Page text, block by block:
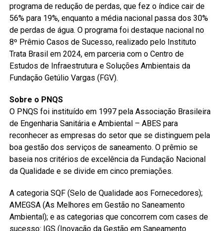
programa de redução de perdas, que fez o índice cair de
56% para 19%, enquanto a média nacional passa dos 30%
de perdas de água. O programa foi destaque nacional no
8º Prêmio Casos de Sucesso, realizado pelo Instituto
Trata Brasil em 2024, em parceria com o Centro de
Estudos de Infraestrutura e Soluções Ambientais da
Fundação Getúlio Vargas (FGV).
Sobre o PNQS
O PNQS foi instituído em 1997 pela Associação Brasileira
de Engenharia Sanitária e Ambiental – ABES para
reconhecer as empresas do setor que se distinguem pela
boa gestão dos serviços de saneamento. O prêmio se
baseia nos critérios de excelência da Fundação Nacional
da Qualidade e se divide em cinco premiações.
A categoria SQF (Selo de Qualidade aos Fornecedores);
AMEGSA (As Melhores em Gestão no Saneamento
Ambiental); e as categorias que concorrem com cases de
sucesso: IGS (Inovação da Gestão em Saneamento